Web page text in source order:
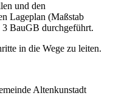
und den
Lageplan (Maßstab
3 BauGB durchgeführt.
in die Wege zu leiten.
Altenkunstadt